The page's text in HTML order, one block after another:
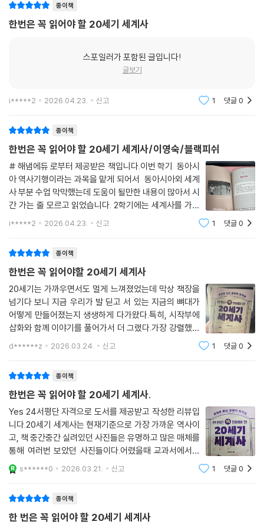
종이책
한번은 꼭 읽어야 할 20세기 세계사
스포일러가 포함된 글입니다!
글보기
i*****2 2026.04.23. 신고 1 댓글0
종이책
한번은 꼭 읽어야 할 20세기 세계사/이영숙/블랙피쉬
# 해냄에듀 로부터 제공받은 책입니다.이번 학기 동아시
아 역사기행이라는 과목을 맡게 되어서 동아시아외 세계
사 부분 수업 막막했는데 도움이 될만한 내용이 많아서 시
간 가는 줄 모르고 읽었습니다. 2학기에는 세계사를 가르
치게 되었는데 정말 도움이 많이 될듯해요. 2학기에는 세
i*****2 2026.04.23. 신고 1 댓글0
종이책
한번은 꼭 읽어야할 20세기 세계사
20세기는 가까우면서도 멀게 느껴졌었는데 막상 책장을
넘기다 보니 지금 우리가 발 딛고 서 있는 지금의 뼈대가
어떻게 만들어졌는지 생생하게 다가왔다.특히, 시작부에
삽화와 함께 이야기를 풀어가서 더 그랬다.가장 강렬했던
부분은 역시 혁명의 아이콘 체 게바라의 이야기였닼 낭만
d******z 2026.03.24. 신고 1 댓글0
종이책
한번은 꼭 읽어야 할 20세기 세계사.
Yes 24서평단 자격으로 도서를 제공받고 작성한 리뷰입
니다.20세기 세계사는 현재기준으로 가장 가까운 역사이
고, 책 중간중간 실려있던 사진들은 유명하고 많은 매체를
통해 여러번 보았던 사진들이다.어렸을때 교과서에서도
보고 뉴스에서도 봤던 기억들이 나니 책을 읽으면서 집중
도가 높았다.세계대전을 두번이나 치렀지만 아직도 세계
s******0 2026.03.21. 신고 1 댓글0
종이책
한 번은 꼭 읽어야 할 20세기 세계사